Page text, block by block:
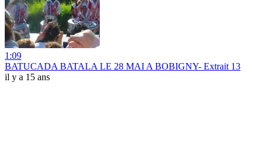
1:09
BATUCADA BATALA LE 28 MAI A BOBIGNY- Extrait 13
il y a 15 ans